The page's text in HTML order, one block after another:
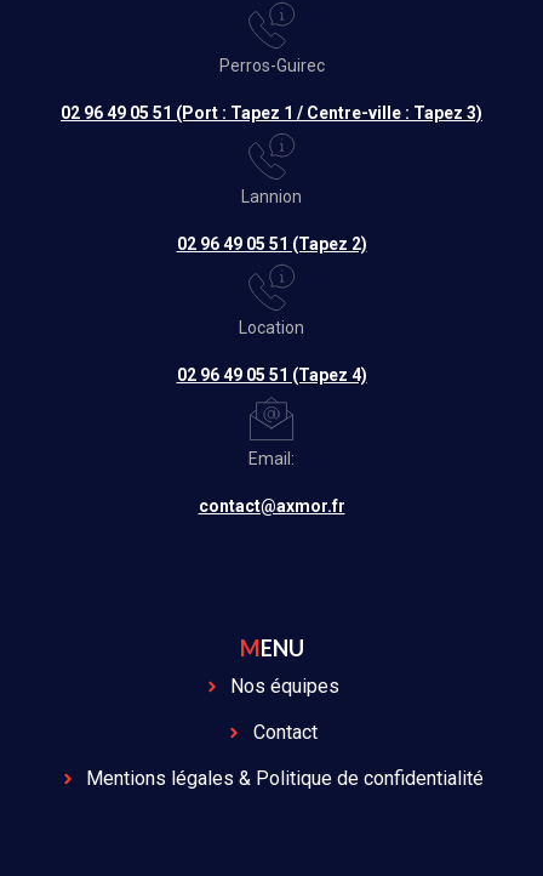
Perros-Guirec
02 96 49 05 51 (Port : Tapez 1 / Centre-ville : Tapez 3)
Lannion
02 96 49 05 51 (Tapez 2)
Location
02 96 49 05 51 (Tapez 4)
Email:
contact@axmor.fr
MENU
Nos équipes
Contact
Mentions légales & Politique de confidentialité